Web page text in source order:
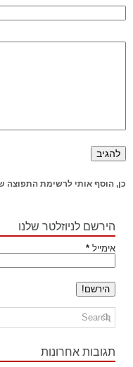
כן, הוסף אותי לרשימת התפוצה
הירשם לניוזלטר שלנו
אימייל*
תגובות אחרונות